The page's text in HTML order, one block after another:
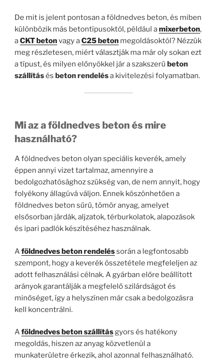
De mit is jelent pontosan a földnedves beton, és miben
különbözik más betontípusoktól, például amixerbeton,
aCKT betonvagy aC25 beton megoldásoktól? Nézzük
meg részletesen, miért választják ma már oly sokan ezt
a típust, és milyen előnyökkel jár a szakszerű beton
szállításés beton rendelésa kivitelezési folyamatban.
Mi az a földnedves beton és mire
használható?
A földnedves beton olyan speciális keverék, amely
éppen annyi vizet tartalmaz, amennyire a
bedolgozhatósághoz szükség van, de nem annyit, hogy
folyékony állagúvá váljon. Ennek köszönhetően a
földnedves beton sűrű, tömör anyag, amelyet
elsősorban járdák, aljzatok, térburkolatok, alapozások
és ipari padlók készítéséhez használnak.
Aföldnedves beton rendeléssorán a legfontosabb
szempont, hogy a keverék összetétele megfeleljen az
adott felhasználási célnak. A gyárban előre beállított
arányok garantálják a megfelelő szilárdságot és
minőséget, így a helyszínen már csak a bedolgozásra
kell koncentrálni.
Aföldnedves beton szállításgyors és hatékony
megoldás, hiszen az anyag közvetlenül a
munkaterületre érkezik, ahol azonnal felhasználható.